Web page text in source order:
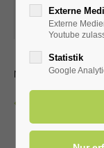
26.07.2025,
ORT: VOR
mit dem LTV aktiv
Externe
Externe
Youtube
Statistik
Google